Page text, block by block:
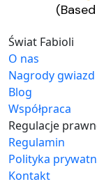
Świat Fabioli
O nas
Nagrody
Blog
Współpraca
Regulacje
Regulamin
Polityka
Kontakt